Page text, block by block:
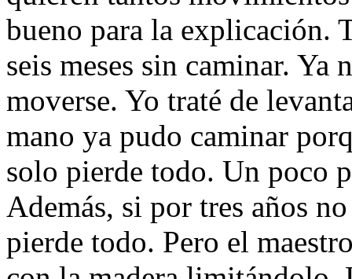
bueno para la explicación.
seis meses sin caminar. Ya
moverse. Yo traté de
mano ya pudo caminar
solo pierde todo. Un poco
Además, si por tres años
pierde todo. Pero el